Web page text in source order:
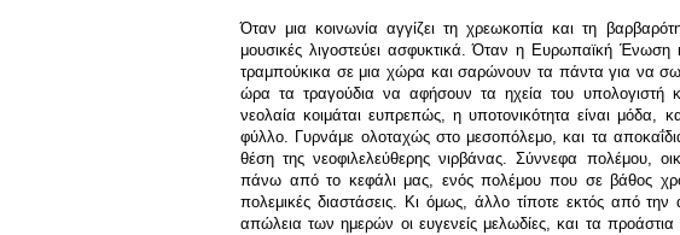
Όταν μια κοινωνία αγγίζει τη χρεωκοπία και τη
μουσικές λιγοστεύει ασφυκτικά. Όταν η Ευρωπαϊκή Ένωση
τραμπούκικα σε μια χώρα και σαρώνουν τα πάντα για να
ώρα τα τραγούδια να αφήσουν τα ηχεία του υπολογιστή
νεολαία κοιμάται ευπρεπώς, η υποτονικότητα είναι μόδα,
φύλλο. Γυρνάμε ολοταχώς στο μεσοπόλεμο, και τα
θέση της νεοφιλελεύθερης νιρβάνας. Σύννεφα πολέμου,
πάνω από το κεφάλι μας, ενός πολέμου που σε βάθος
πολεμικές διαστάσεις. Κι όμως, άλλο τίποτε εκτός από
απώλεια των ημερών οι ευγενείς μελωδίες, και τα